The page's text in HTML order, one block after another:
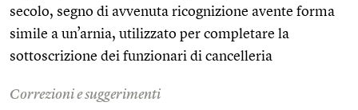
secolo, segno di avvenuta ricognizione avente forma
simile a un’arnia, utilizzato per completare la
sottoscrizione dei funzionari di cancelleria
Correzioni e suggerimenti